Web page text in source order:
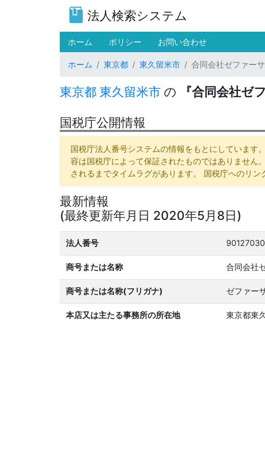
法人検索システム
ホーム (current)
ポリシー お問い合わせ
ホーム 東京都 東久留米市 合同会社ゼファー
東京都 東久留米市 の 『合同会社ゼ
国税庁公開情報
国税庁法人番号システムの情報をもとにしています
容は国税庁によって保証されたものではありません
されるまでタイムラグがあります。 国税庁へのリン
最新情報
(最終更新年月日 2020年5月8日)
法人番号
商号または名称 合同会社
商号または名称(フリガナ) ゼファー
本店又は主たる事務所の所在地 東京都東